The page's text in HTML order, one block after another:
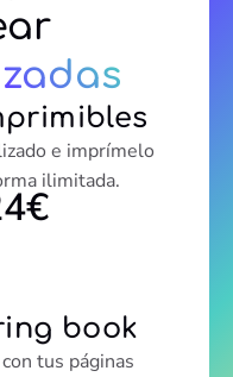
e imprímelo
ilimitada.
book
tus páginas